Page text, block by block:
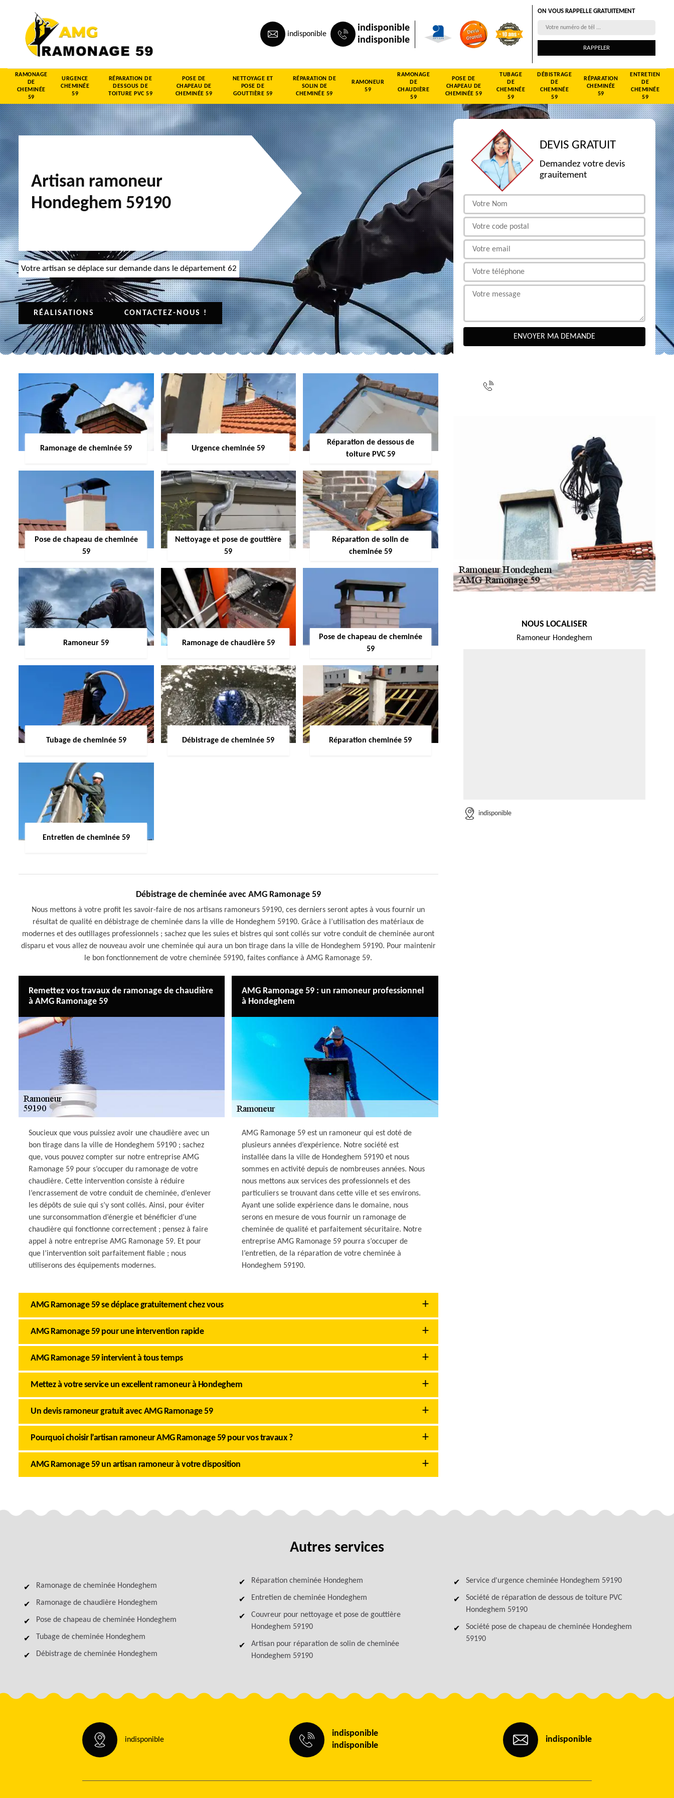
indisponible
indisponible
indisponible
ON VOUS RAPPELLE GRATUITEMENT
RAMONAGE
DE
CHEMINÉE
59
URGENCE
CHEMINÉE
59
RÉPARATION DE
DESSOUS DE
TOITURE PVC 59
POSE DE
CHAPEAU DE
CHEMINÉE 59
NETTOYAGE ET
POSE DE
GOUTTIÈRE 59
RÉPARATION DE
SOLIN DE
CHEMINÉE 59
RAMONEUR
59
RAMONAGE
DE
CHAUDIÈRE
59
POSE DE
CHAPEAU DE
CHEMINÉE 59
TUBAGE
DE
CHEMINÉE
59
DÉBISTRAGE
DE
CHEMINÉE
59
RÉPARATION
CHEMINÉE
59
ENTRETIEN
DE
CHEMINÉE
59
Artisan ramoneur
Hondeghem 59190
Votre artisan se déplace sur demande dans le département 62
RÉALISATIONS CONTACTEZ-NOUS !
Ramonage de cheminée 59 Urgence cheminée 59
Réparation de dessous de
toiture PVC 59
Pose de chapeau de cheminée
59
Nettoyage et pose de gouttière
59
Réparation de solin de
cheminée 59
Ramoneur 59 Ramonage de chaudière 59
Pose de chapeau de cheminée
59
Tubage de cheminée 59 Débistrage de cheminée 59 Réparation cheminée 59
Entretien de cheminée 59
Débistrage de cheminée avec AMG Ramonage 59
Nous mettons à votre profit les savoir-faire de nos artisans ramoneurs 59190, ces derniers seront aptes à vous fournir un
résultat de qualité en débistrage de cheminée dans la ville de Hondeghem 59190. Grâce à l’utilisation des matériaux de
modernes et des outillages professionnels ; sachez que les suies et bistres qui sont collés sur votre conduit de cheminée auront
disparu et vous allez de nouveau avoir une cheminée qui aura un bon tirage dans la ville de Hondeghem 59190. Pour maintenir
le bon fonctionnement de votre cheminée 59190, faites confiance à AMG Ramonage 59.
Remettez vos travaux de ramonage de chaudière
à AMG Ramonage 59
Soucieux que vous puissiez avoir une chaudière avec un
bon tirage dans la ville de Hondeghem 59190 ; sachez
que, vous pouvez compter sur notre entreprise AMG
Ramonage 59 pour s’occuper du ramonage de votre
chaudière. Cette intervention consiste à réduire
l’encrassement de votre conduit de cheminée, d’enlever
les dépôts de suie qui s’y sont collés. Ainsi, pour éviter
une surconsommation d’énergie et bénéficier d’une
chaudière qui fonctionne correctement ; pensez à faire
appel à notre entreprise AMG Ramonage 59. Et pour
que l’intervention soit parfaitement fiable ; nous
utiliserons des équipements modernes.
AMG Ramonage 59 : un ramoneur professionnel
à Hondeghem
AMG Ramonage 59 est un ramoneur qui est doté de
plusieurs années d’expérience. Notre société est
installée dans la ville de Hondeghem 59190 et nous
sommes en activité depuis de nombreuses années. Nous
nous mettons aux services des professionnels et des
particuliers se trouvant dans cette ville et ses environs.
Ayant une solide expérience dans le domaine, nous
serons en mesure de vous fournir un ramonage de
cheminée de qualité et parfaitement sécuritaire. Notre
entreprise AMG Ramonage 59 pourra s’occuper de
l’entretien, de la réparation de votre cheminée à
Hondeghem 59190.
AMG Ramonage 59 se déplace gratuitement chez vous
AMG Ramonage 59 pour une intervention rapide
AMG Ramonage 59 intervient à tous temps
Mettez à votre service un excellent ramoneur à Hondeghem
Un devis ramoneur gratuit avec AMG Ramonage 59
Pourquoi choisir l’artisan ramoneur AMG Ramonage 59 pour vos travaux ?
AMG Ramonage 59 un artisan ramoneur à votre disposition
DEVIS GRATUIT
Demandez votre devis
grauitement
NOUS LOCALISER
Ramoneur Hondeghem
indisponible
Autres services
Ramonage de cheminée Hondeghem
Ramonage de chaudière Hondeghem
Pose de chapeau de cheminée Hondeghem
Tubage de cheminée Hondeghem
Débistrage de cheminée Hondeghem
Réparation cheminée Hondeghem
Entretien de cheminée Hondeghem
Couvreur pour nettoyage et pose de gouttière
Hondeghem 59190
Artisan pour réparation de solin de cheminée
Hondeghem 59190
Service d'urgence cheminée Hondeghem 59190
Société de réparation de dessous de toiture PVC
Hondeghem 59190
Société pose de chapeau de cheminée Hondeghem
59190
indisponible
indisponible
indisponible
indisponible